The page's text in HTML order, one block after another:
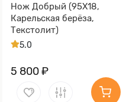
Нож Добрый (95Х18,
Карельская берёза,
Текстолит)
5.0
5 800 ₽